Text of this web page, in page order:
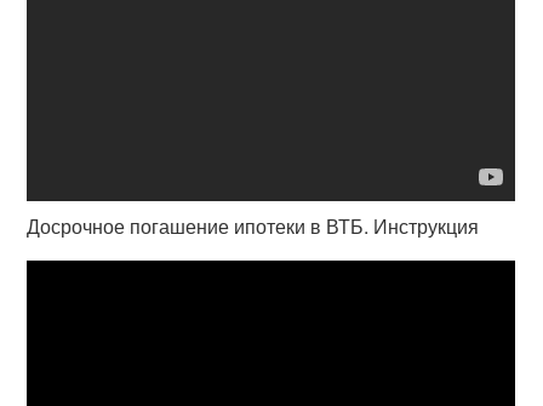
Досрочное погашение ипотеки в ВТБ. Инструкция